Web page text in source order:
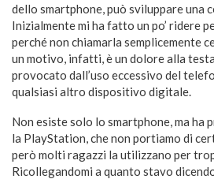
dello smartphone, può sviluppare una
Inizialmente mi ha fatto un po’ ridere
perché non chiamarla semplicemente
un motivo, infatti, è un dolore alla
provocato dall’uso eccessivo del
qualsiasi altro dispositivo digitale.
Non esiste solo lo smartphone, ma ha
la PlayStation, che non portiamo di
però molti ragazzi la utilizzano per
Ricollegandomi a quanto stavo